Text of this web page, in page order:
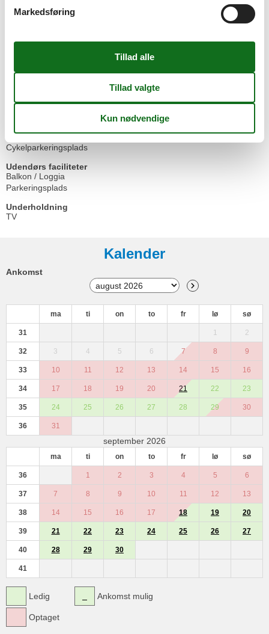
Ovn
Køjeseng
Cykelparkeringsplads
Udendørs faciliteter
Balkon / Loggia
Parkeringsplads
Underholdning
TV
Kalender
Ankomst
ma ti on to fr lø sø
31 1 2
32 3 4 5 6 7 8 9
33 10 11 12 13 14 15 16
34 17 18 19 20 21 22 23
35 24 25 26 27 28 29 30
36 31
september 2026
ma ti on to fr lø sø
36 1 2 3 4 5 6
37 7 8 9 10 11 12 13
38 14 15 16 17 18 19 20
39 21 22 23 24 25 26 27
40 28 29 30
41
Ledig
Optaget
Ankomst mulig
Markedsføring